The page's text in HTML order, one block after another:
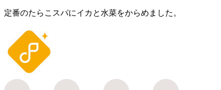
定番のたらこスパにイカと水菜をからめました。